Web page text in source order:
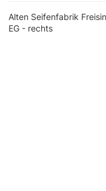
Alten Seifenfabrik
EG - rechts